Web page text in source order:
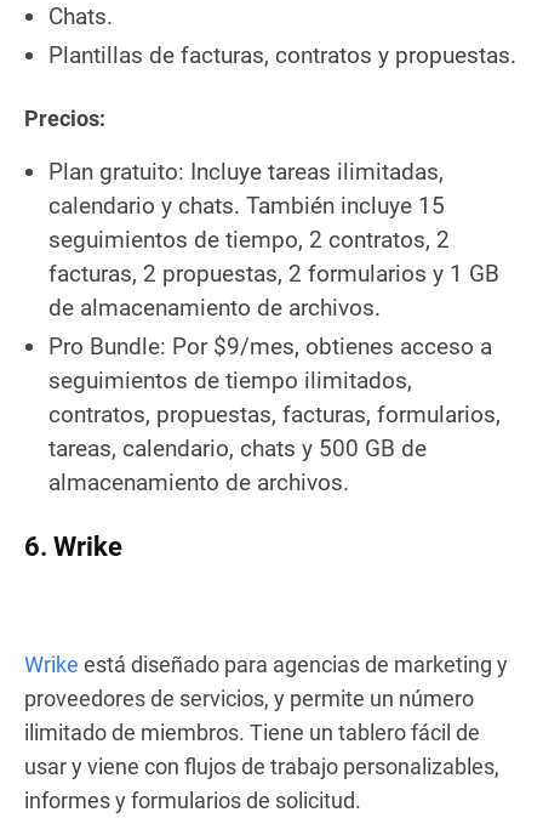
Chats.
Plantillas de facturas, contratos y propuestas.
Precios:
Plan gratuito: Incluye tareas ilimitadas,
calendario y chats. También incluye 15
seguimientos de tiempo, 2 contratos, 2
facturas, 2 propuestas, 2 formularios y 1 GB
de almacenamiento de archivos.
Pro Bundle: Por $9/mes, obtienes acceso a
seguimientos de tiempo ilimitados,
contratos, propuestas, facturas, formularios,
tareas, calendario, chats y 500 GB de
almacenamiento de archivos.
6. Wrike
Wrike está diseñado para agencias de marketing y
proveedores de servicios, y permite un número
ilimitado de miembros. Tiene un tablero fácil de
usar y viene con flujos de trabajo personalizables,
informes y formularios de solicitud.